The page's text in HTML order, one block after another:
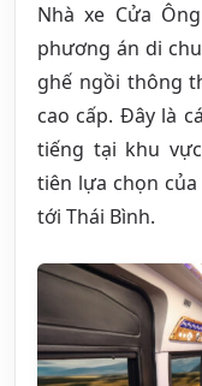
Nhà xe Cửa
phương án di
ghế ngồi thông
cao cấp. Đây là
tiếng tại khu
tiên lựa chọn
tới Thái Bình.